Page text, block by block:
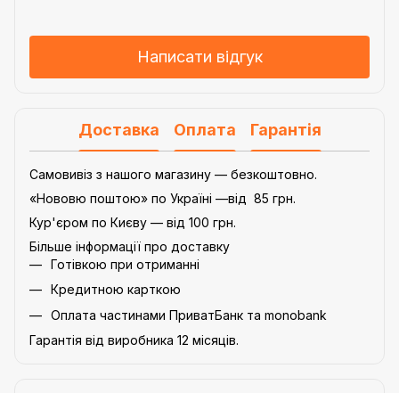
Написати відгук
Доставка Оплата Гарантія
Самовивіз з нашого магазину — безкоштовно.
«Нововю поштою» по Україні —від 85 грн.
Кур'єром по Києву — від 100 грн.
Більше інформації про доставку
Готівкою при отриманні
Кредитною карткою
Оплата частинами ПриватБанк та monobank
Гарантія від виробника 12 місяців.